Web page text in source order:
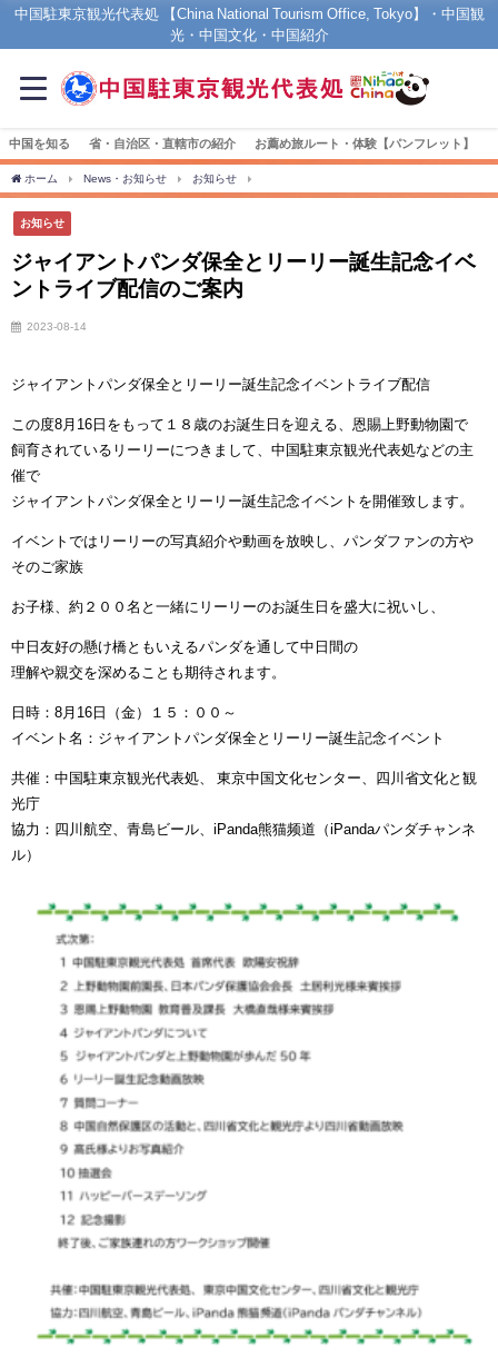
中国駐東京観光代表処 【China National Tourism Office, Tokyo】・中国観
光・中国文化・中国紹介
中国を知る 省・自治区・直轄市の紹介 お薦め旅ルート・体験【パンフレット】
ホーム News・お知らせ お知らせ
お知らせ
ジャイアントパンダ保全とリーリー誕生記念イベ
ントライブ配信のご案内
2023-08-14
ジャイアントパンダ保全とリーリー誕生記念イベントライブ配信
この度8月16日をもって１８歳のお誕生日を迎える、恩賜上野動物園で
飼育されているリーリーにつきまして、中国駐東京観光代表処などの主
催で
ジャイアントパンダ保全とリーリー誕生記念イベントを開催致します。
イベントではリーリーの写真紹介や動画を放映し、パンダファンの方や
そのご家族
お子様、約２００名と一緒にリーリーのお誕生日を盛大に祝いし、
中日友好の懸け橋ともいえるパンダを通して中日間の
理解や親交を深めることも期待されます。
日時：8月16日（金）１５：００～
イベント名：ジャイアントパンダ保全とリーリー誕生記念イベント
共催：中国駐東京観光代表処、 東京中国文化センター、四川省文化と観
光庁
協力：四川航空、青島ビール、 iPanda熊猫频道（iPandaパンダチャンネ
ル）